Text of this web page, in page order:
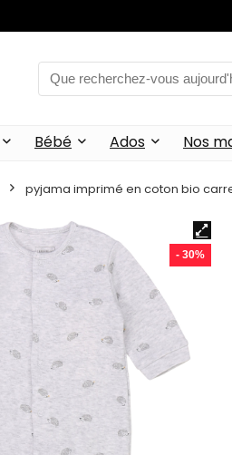
Bébé Ados Nos
pyjama imprimé en coton bio
- 30%